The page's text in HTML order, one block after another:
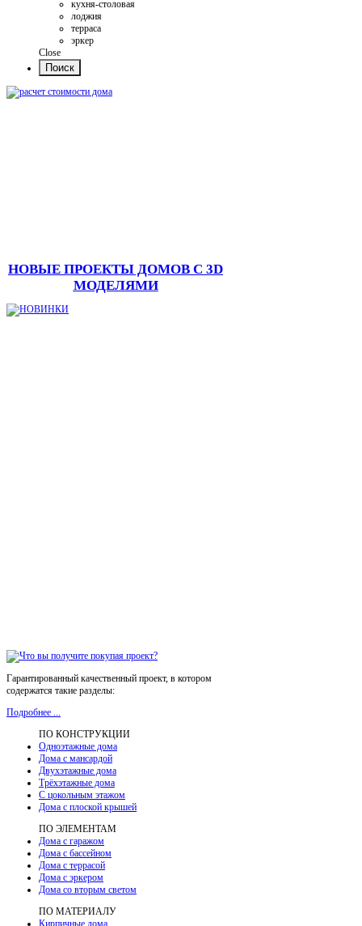
кухня-столовая
лоджия
терраса
эркер
Close
НОВЫЕ ПРОЕКТЫ ДОМОВ С 3D
МОДЕЛЯМИ
Гарантированный качественный проект, в котором
содержатся такие разделы:
Подробнее ...
ПО КОНСТРУКЦИИ
Одноэтажные дома
Дома с мансардой
Двухэтажные дома
Трёхэтажные дома
С цокольным этажом
Дома с плоской крышей
ПО ЭЛЕМЕНТАМ
Дома с гаражом
Дома с бассейном
Дома с террасой
Дома с эркером
Дома со вторым светом
ПО МАТЕРИАЛУ
Кирпичные дома